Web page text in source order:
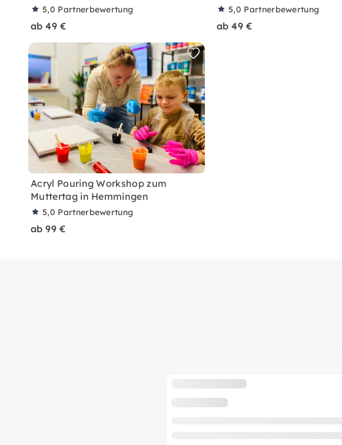
5,0 Partnerbewertung
ab 49 €
5,0 Partnerbewertung
ab 49 €
Acryl Pouring Workshop zum
Muttertag in Hemmingen
5,0 Partnerbewertung
ab 99 €